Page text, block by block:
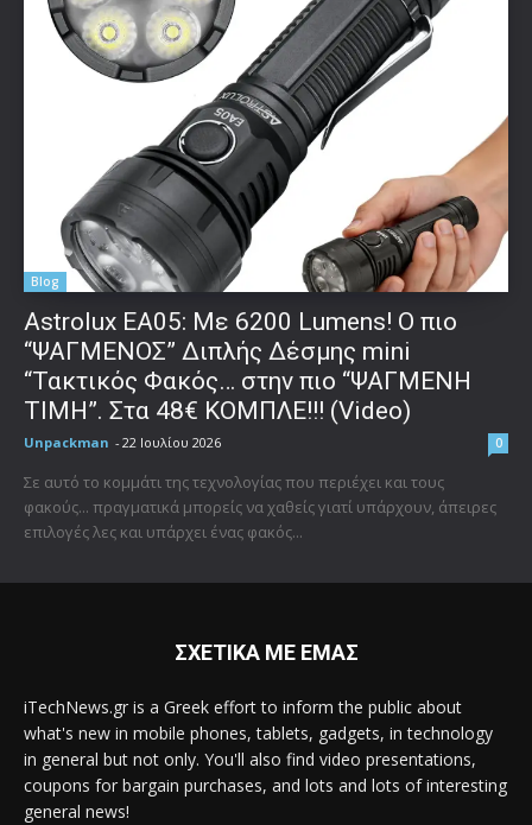
Blog
Astrolux ΕΑ05: Με 6200 Lumens! Ο πιο
“ΨΑΓΜΕΝΟΣ” Διπλής Δέσμης mini
“Τακτικός Φακός… στην πιο “ΨΑΓΜΕΝΗ
ΤΙΜΗ”. Στα 48€ ΚΟΜΠΛΕ!!! (Video)
Unpackman - 22 Ιουλίου 2026 0
Σε αυτό το κομμάτι της τεχνολογίας που περιέχει και τους
φακούς... πραγματικά μπορείς να χαθείς γιατί υπάρχουν, άπειρες
επιλογές λες και υπάρχει ένας φακός...
ΣΧΕΤΙΚΑ ΜΕ ΕΜΑΣ
iTechNews.gr is a Greek effort to inform the public about
what's new in mobile phones, tablets, gadgets, in technology
in general but not only. You'll also find video presentations,
coupons for bargain purchases, and lots and lots of interesting
general news!